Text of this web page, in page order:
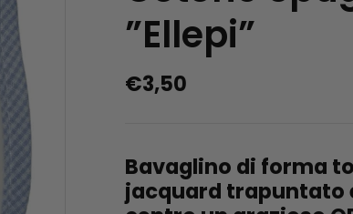
”ellepi”
€3,50
Bavaglino di forma
jacquard trapuntato